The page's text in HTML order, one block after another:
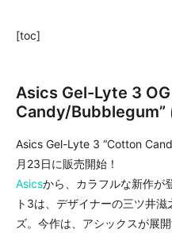
[toc]
Asics Gel-Lyte 3
Candy/Bubblegum”
Asics Gel-Lyte 3 “Cotton
月23日に販売開始！
Asicsから、カラフルな新作が
ト3は、デザイナーの三ツ井
ズ。今作は、アシックスが展